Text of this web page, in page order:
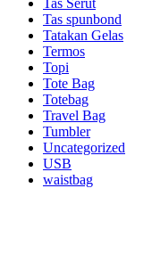
Tas Serut
Tas spunbond
Tatakan Gelas
Termos
Topi
Tote Bag
Totebag
Travel Bag
Tumbler
Uncategorized
USB
waistbag